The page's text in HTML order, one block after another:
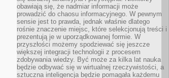
obawiają się, że nadmiar informacji może
prowadzić do chaosu informacyjnego. W pewnym
sensie jest to prawda, jednak właśnie dlatego
rośnie znaczenie miejsc, które selekcjonują treści i
prezentują je w uporządkowanej formie. W
przyszłości możemy spodziewać się jeszcze
większej integracji technologii z procesem
zdobywania wiedzy. Być może za kilka lat nauka
będzie odbywać się w wirtualnej rzeczywistości, a
sztuczna inteligencja będzie pomagała każdemu